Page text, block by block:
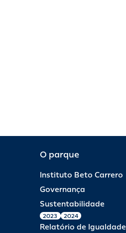
O parque
Instituto Beto Carrero
Governança
Sustentabilidade
2023 2024
Relatório de Igualdade